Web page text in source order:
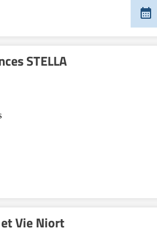
STELLA
Vie Niort